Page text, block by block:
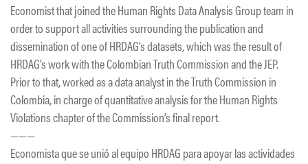
Economist that joined the Human Rights Data Analysis Group team in
order to support all activities surrounding the publication and
dissemination of one of HRDAG’s datasets, which was the result of
HRDAG’s work with the Colombian Truth Commission and the JEP.
Prior to that, worked as a data analyst in the Truth Commission in
Colombia, in charge of quantitative analysis for the Human Rights
Violations chapter of the Commission’s final report.
———
Economista que se unió al equipo HRDAG para apoyar las actividades